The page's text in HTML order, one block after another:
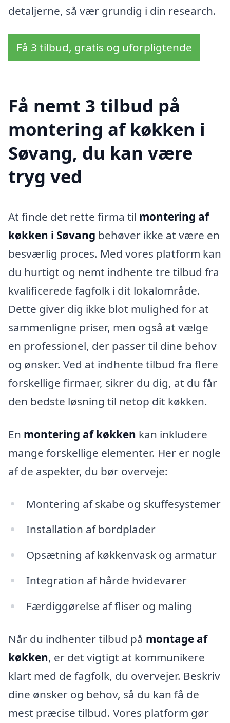
detaljerne, så vær grundig i din research.
Få 3 tilbud, gratis og uforpligtende
Få nemt 3 tilbud på
montering af køkken i
Søvang, du kan være
tryg ved
At finde det rette firma til montering af
køkken i Søvang behøver ikke at være en
besværlig proces. Med vores platform kan
du hurtigt og nemt indhente tre tilbud fra
kvalificerede fagfolk i dit lokalområde.
Dette giver dig ikke blot mulighed for at
sammenligne priser, men også at vælge
en professionel, der passer til dine behov
og ønsker. Ved at indhente tilbud fra flere
forskellige firmaer, sikrer du dig, at du får
den bedste løsning til netop dit køkken.
En montering af køkken kan inkludere
mange forskellige elementer. Her er nogle
af de aspekter, du bør overveje:
Montering af skabe og skuffesystemer
Installation af bordplader
Opsætning af køkkenvask og armatur
Integration af hårde hvidevarer
Færdiggørelse af fliser og maling
Når du indhenter tilbud på montage af
køkken, er det vigtigt at kommunikere
klart med de fagfolk, du overvejer. Beskriv
dine ønsker og behov, så du kan få de
mest præcise tilbud. Vores platform gør